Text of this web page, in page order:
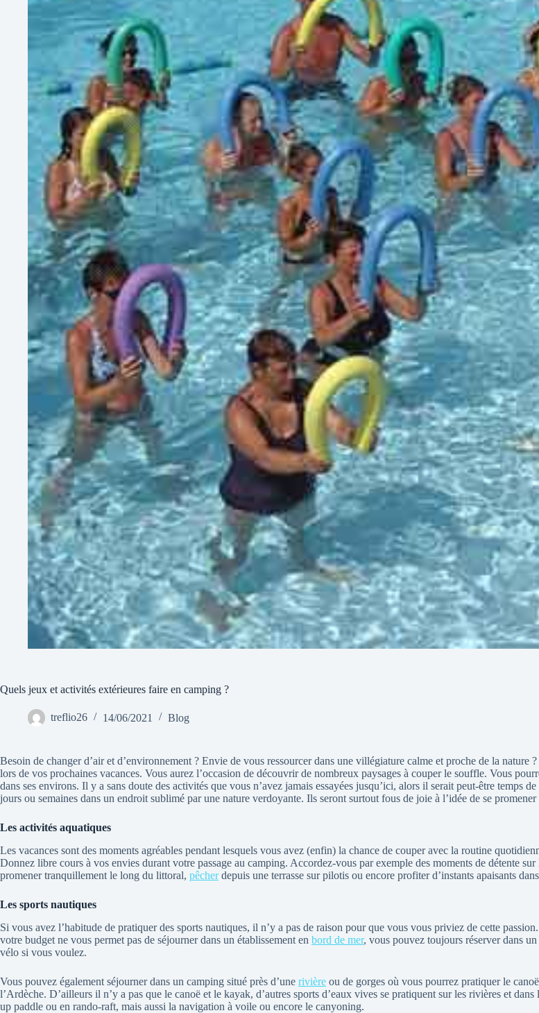
Quels jeux et activités extérieures faire en camping ?
treflio26 14/06/2021 Blog
Besoin de changer d’air et d’environnement ? Envie de vous ressourcer dans une villégiature calme et proche de la nature
lors de vos prochaines vacances. Vous aurez l’occasion de découvrir de nombreux paysages à couper le souffle. Vous
dans ses environs. Il y a sans doute des activités que vous n’avez jamais essayées jusqu’ici, alors il serait peut-être temps
jours ou semaines dans un endroit sublimé par une nature verdoyante. Ils seront surtout fous de joie à l’idée de se
Les activités aquatiques
Les vacances sont des moments agréables pendant lesquels vous avez (enfin) la chance de couper avec la routine
Donnez libre cours à vos envies durant votre passage au camping. Accordez-vous par exemple des moments de détente
promener tranquillement le long du littoral, pêcherdepuis une terrasse sur pilotis ou encore profiter d’instants apaisants
Les sports nautiques
Si vous avez l’habitude de pratiquer des sports nautiques, il n’y a pas de raison pour que vous vous priviez de cette
votre budget ne vous permet pas de séjourner dans un établissement en bord de mer, vous pouvez toujours réserver dans
vélo si vous voulez.
Vous pouvez également séjourner dans un camping situé près d’une rivière ou de gorges où vous pourrez pratiquer le
l’Ardèche. D’ailleurs il n’y a pas que le canoë et le kayak, d’autres sports d’eaux vives se pratiquent sur les rivières et
up paddle ou en rando-raft, mais aussi la navigation à voile ou encore le canyoning.